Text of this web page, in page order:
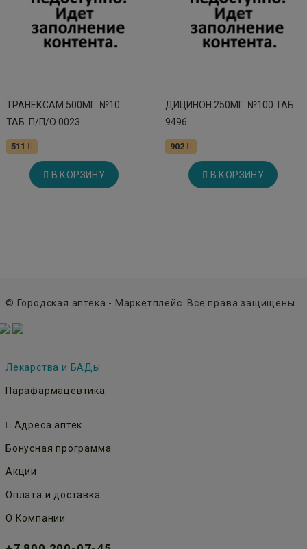
ТРАНЕКСАМ 500МГ. №10
ТАБ. П/П/О 0023
511
В КОРЗИНУ
ДИЦИНОН 250МГ. №100 ТАБ.
9496
902
В КОРЗИНУ
© Городская аптека - Маркетплейс. Все права защищены
Лекарства и БАДы
Парафармацевтика
Адреса аптек
Бонусная программа
Акции
Оплата и доставка
О Компании